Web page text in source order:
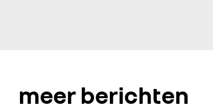
meer berichten